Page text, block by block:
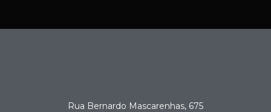
Rua Bernardo Mascarenhas, 675